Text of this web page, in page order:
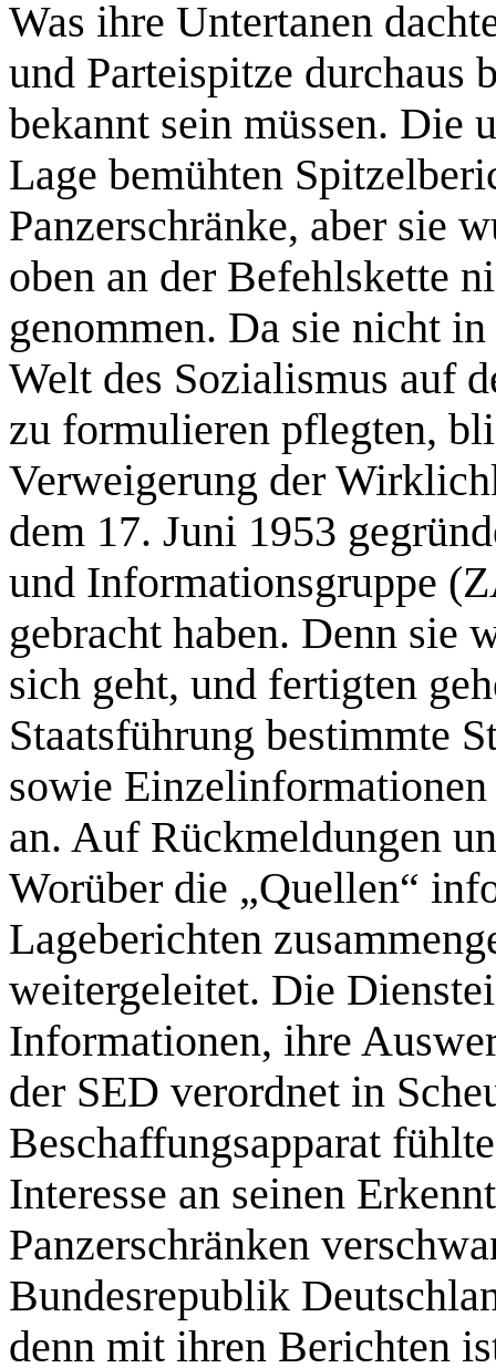
Was ihre Untertanen
und Parteispitze durchaus
bekannt sein müssen. Die
Lage bemühten
Panzerschränke, aber sie
oben an der Befehlskette
genommen. Da sie nicht
Welt des Sozialismus auf
zu formulieren pflegten,
Verweigerung der
dem 17. Juni 1953
und Informationsgruppe
gebracht haben. Denn sie
sich geht, und fertigten
Staatsführung bestimmte
sowie
an. Auf Rückmeldungen
Worüber die „Quellen“
Lageberichten
weitergeleitet. Die
Informationen, ihre
der SED verordnet in
Beschaffungsapparat
Interesse an seinen
Panzerschränken
Bundesrepublik
denn mit ihren Berichten